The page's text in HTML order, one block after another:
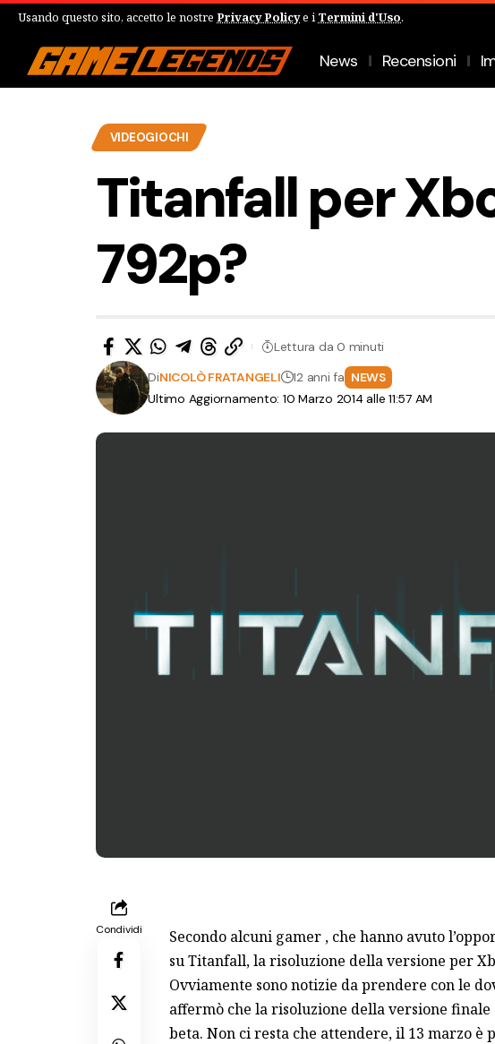
Usando questo sito, accetto le nostre Privacy Policye i Termini d'Uso.
News Recensioni
VIDEOGIOCHI
Titanfall per
792p?
Ultimo Aggiornamento: 10 Marzo 2014 alle 11:57 AM
DiNICOLÒ FRATANGELI 12 anni fa NEWS
Lettura da 0 minuti
Condividi
Secondo alcuni gamer , che hanno avuto
su Titanfall, la risoluzione della versione per
Ovviamente sono notizie da prendere con le
affermò che la risoluzione della versione
beta. Non ci resta che attendere, il 13 marzo è